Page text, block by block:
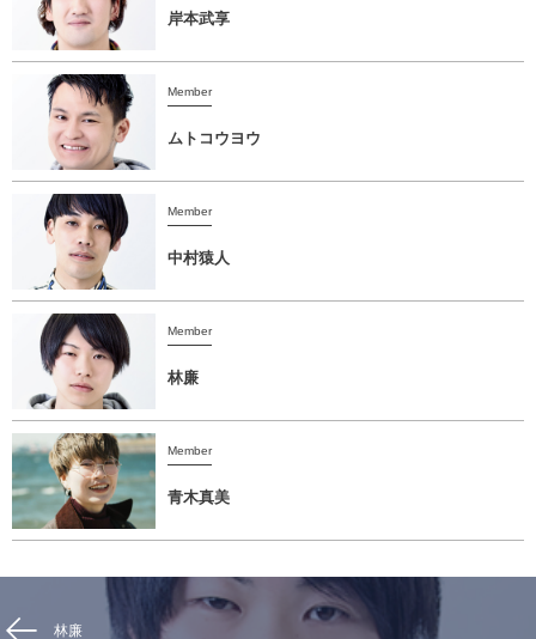
岸本武享
Member
ムトコウヨウ
Member
​中村猿人
Member
林廉
Member
青木真美
林廉